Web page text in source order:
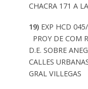
CHACRA 171 A
19) EXP HCD
PROY DE COM
D.E. SOBRE
CALLES
GRAL VILLEGAS